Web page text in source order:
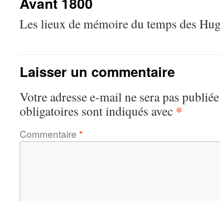
Les lieux de mémoire du temps des
Laisser un commentaire
Votre adresse e-mail ne sera pas
obligatoires sont indiqués avec *
Commentaire *